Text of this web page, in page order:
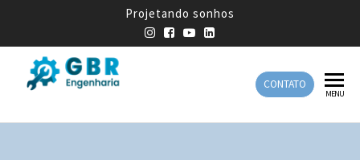
Projetando sonhos
Engenharia
Engenharia
CONTATO
MENU